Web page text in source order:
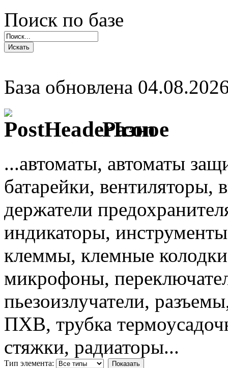
Поиск по базе
База обновлена
Разное
...автоматы, автоматы
батарейки, вентиляторы,
держатели
индикаторы,
клеммы, клемные
микрофоны,
пьезоизлучатели,
ПХВ, трубка
стяжки, радиаторы...
Тип элемента: Показать